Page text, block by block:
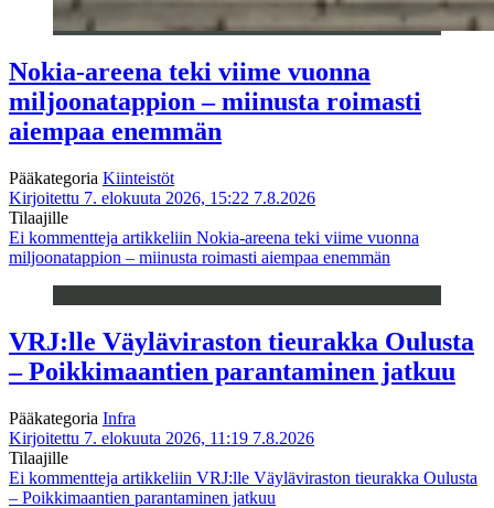
Nokia-areena teki viime vuonna
miljoonatappion – miinusta roimasti
aiempaa enemmän
Pääkategoria Kiinteistöt
Kirjoitettu 7. elokuuta 2026, 15:22 7.8.2026
Tilaajille
Ei kommentteja artikkeliin Nokia-areena teki viime vuonna
miljoonatappion – miinusta roimasti aiempaa enemmän
VRJ:lle Väyläviraston tieurakka Oulusta
– Poikkimaantien parantaminen jatkuu
Pääkategoria Infra
Kirjoitettu 7. elokuuta 2026, 11:19 7.8.2026
Tilaajille
Ei kommentteja artikkeliin VRJ:lle Väyläviraston tieurakka Oulusta
– Poikkimaantien parantaminen jatkuu